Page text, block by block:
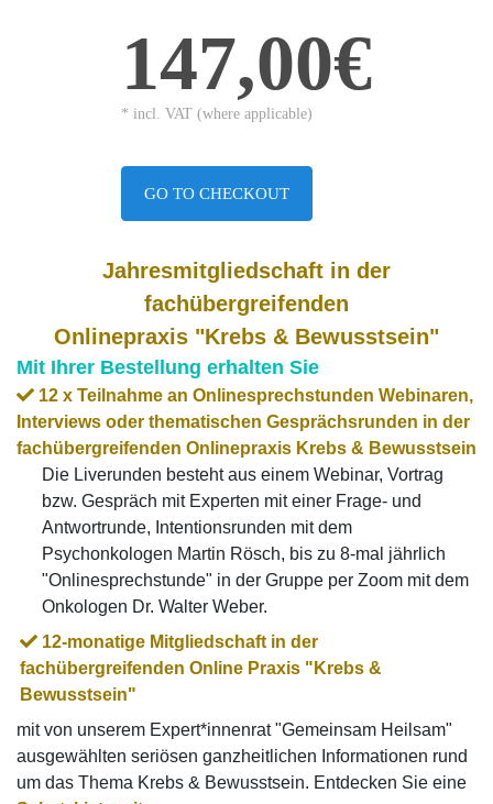
147,00€
* incl. VAT (where applicable)
GO TO CHECKOUT
Jahresmitgliedschaft in der
fachübergreifenden
Onlinepraxis "Krebs & Bewusstsein"
Mit Ihrer Bestellung erhalten Sie
12 x Teilnahme an Onlinesprechstunden Webinaren,
Interviews oder thematischen Gesprächsrunden in der
fachübergreifenden Onlinepraxis Krebs & Bewusstsein
Die Liverunden besteht aus einem Webinar, Vortrag
bzw. Gespräch mit Experten mit einer Frage- und
Antwortrunde, Intentionsrunden mit dem
Psychonkologen Martin Rösch, bis zu 8-mal jährlich
"Onlinesprechstunde" in der Gruppe per Zoom mit dem
Onkologen Dr. Walter Weber.
12-monatige Mitgliedschaft in der
fachübergreifenden Online Praxis "Krebs &
Bewusstsein"
mit von unserem Expert*innenrat "Gemeinsam Heilsam"
ausgewählten seriösen ganzheitlichen Informationen rund
um das Thema Krebs & Bewusstsein. Entdecken Sie eine